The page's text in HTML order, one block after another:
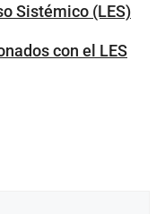
Sistémico (LES)
con el LES